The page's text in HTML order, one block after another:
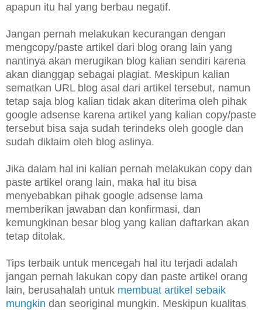
apapun itu hal yang berbau negatif.
Jangan pernah melakukan kecurangan dengan
mengcopy/paste artikel dari blog orang lain yang
nantinya akan merugikan blog kalian sendiri karena
akan dianggap sebagai plagiat. Meskipun kalian
sematkan URL blog asal dari artikel tersebut, namun
tetap saja blog kalian tidak akan diterima oleh pihak
google adsense karena artikel yang kalian copy/paste
tersebut bisa saja sudah terindeks oleh google dan
sudah diklaim oleh blog aslinya.
Jika dalam hal ini kalian pernah melakukan copy dan
paste artikel orang lain, maka hal itu bisa
menyebabkan pihak google adsense lama
memberikan jawaban dan konfirmasi, dan
kemungkinan besar blog yang kalian daftarkan akan
tetap ditolak.
Tips terbaik untuk mencegah hal itu terjadi adalah
jangan pernah lakukan copy dan paste artikel orang
lain, berusahalah untuk membuat artikel sebaik
mungkin dan seoriginal mungkin. Meskipun kualitas